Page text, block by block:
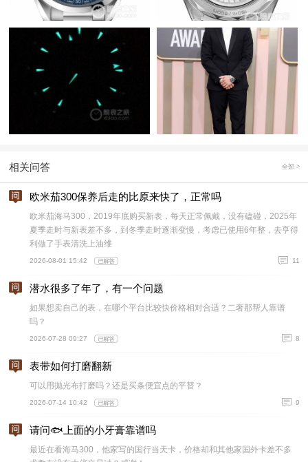
相关问答 全部 >
欧米茄300保养后走的比原来快了，正常吗
欧米茄海马300，2019年底购买新表，每天正常佩戴，没有磕碰，2025年
夏季走时与新表差不多，到冬季走时逐渐变慢，考虑已使用6年整，去亨得
利做了手表清洗上油维
2026-08-01 15:42 11
潜水很多了年了，有一个问题
如果想卖自己的表，在哪个平台比较快价格相对合适？二奢那帮人靠谱
吗？
2026-07-28 09:27 8
表带如何打磨翻新
可以用抛光布打磨吗？还是买条便宜点的平替？
2026-07-14 10:42 9
请问🐟上面的小牙膏靠谱吗
最近在看海马300，他家写的国行当天卡，价格却和其他家国外卡差不多